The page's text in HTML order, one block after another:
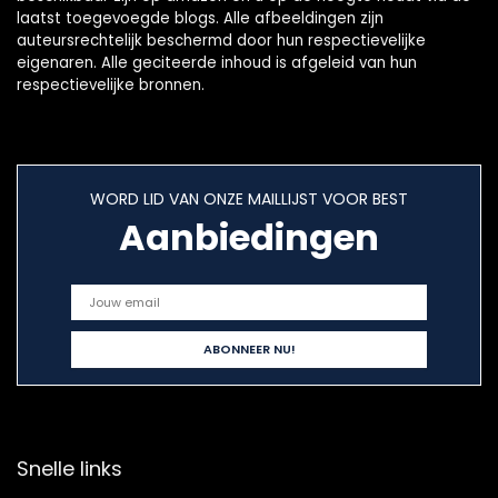
laatst toegevoegde blogs. Alle afbeeldingen zijn
auteursrechtelijk beschermd door hun respectievelijke
eigenaren. Alle geciteerde inhoud is afgeleid van hun
respectievelijke bronnen.
WORD LID VAN ONZE MAILLIJST VOOR BEST
Aanbiedingen
Snelle links